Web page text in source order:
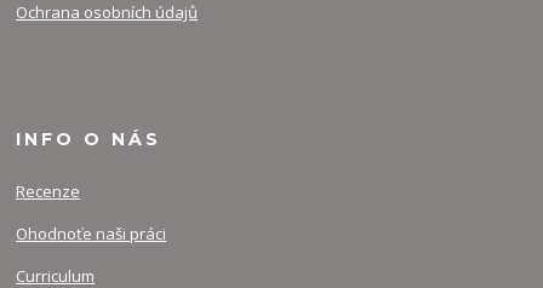
Ochrana osobních údajů
INFO O NÁS
Recenze
Ohodnoťe naši práci
Curriculum